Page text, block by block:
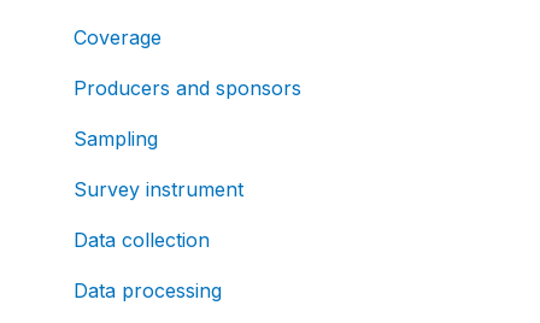
Coverage
Producers and sponsors
Sampling
Survey instrument
Data collection
Data processing